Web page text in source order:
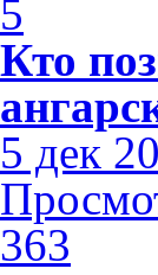
5
Кто
5 дек
363